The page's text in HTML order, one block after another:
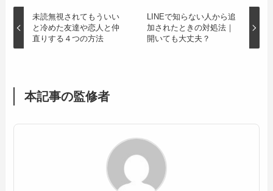
未読無視されてもういい
と冷めた友達や恋人と仲
直りする４つの方法
LINEで知らない人から追
加されたときの対処法｜
開いても大丈夫？
本記事の監修者